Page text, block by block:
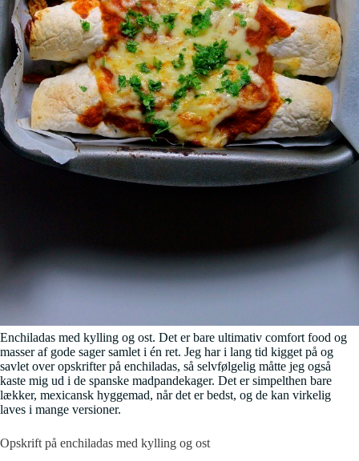
Enchiladas med kylling og ost. Det er bare ultimativ comfort food og
masser af gode sager samlet i én ret. Jeg har i lang tid kigget på og
savlet over opskrifter på enchiladas, så selvfølgelig måtte jeg også
kaste mig ud i de spanske madpandekager. Det er simpelthen bare
lækker, mexicansk hyggemad, når det er bedst, og de kan virkelig
laves i mange versioner.
Opskrift på enchiladas med kylling og ost